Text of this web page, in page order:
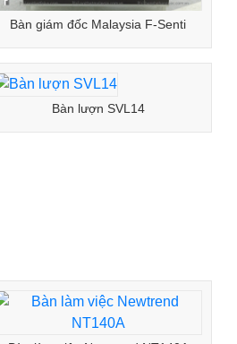
Bàn giám đốc Malaysia F-Senti
Bàn lượn SVL14